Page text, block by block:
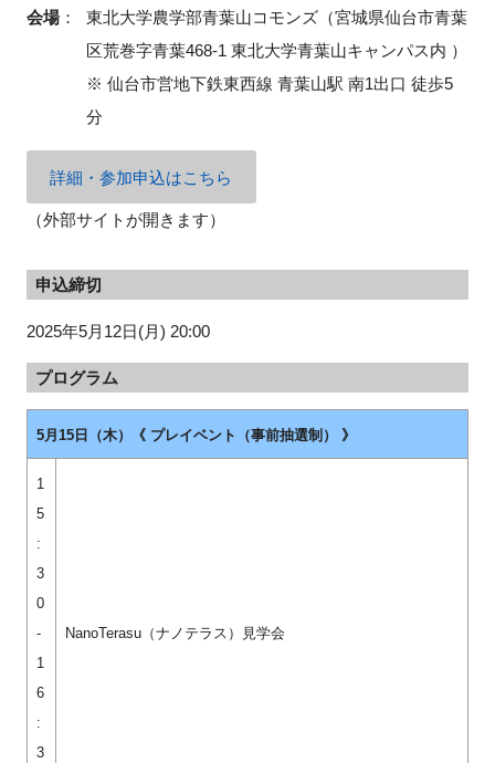
会場：
東北大学農学部青葉山コモンズ（宮城県仙台市青葉
区荒巻字青葉468-1 東北大学青葉山キャンパス内 ）
※ 仙台市営地下鉄東西線 青葉山駅 南1出口 徒歩5
分
詳細・参加申込はこちら
（外部サイトが開きます）
申込締切
2025年5月12日(月) 20:00
プログラム
5月15日（木）《 プレイベント（事前抽選制） 》
1
5
:
3
0
-
1
6
:
3
NanoTerasu（ナノテラス）見学会